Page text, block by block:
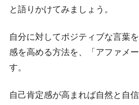
と語りかけてみましょう。
自分に対してポジティブな言葉
感を高める方法を、「アファメ
す。
自己肯定感が高まれば自然と自